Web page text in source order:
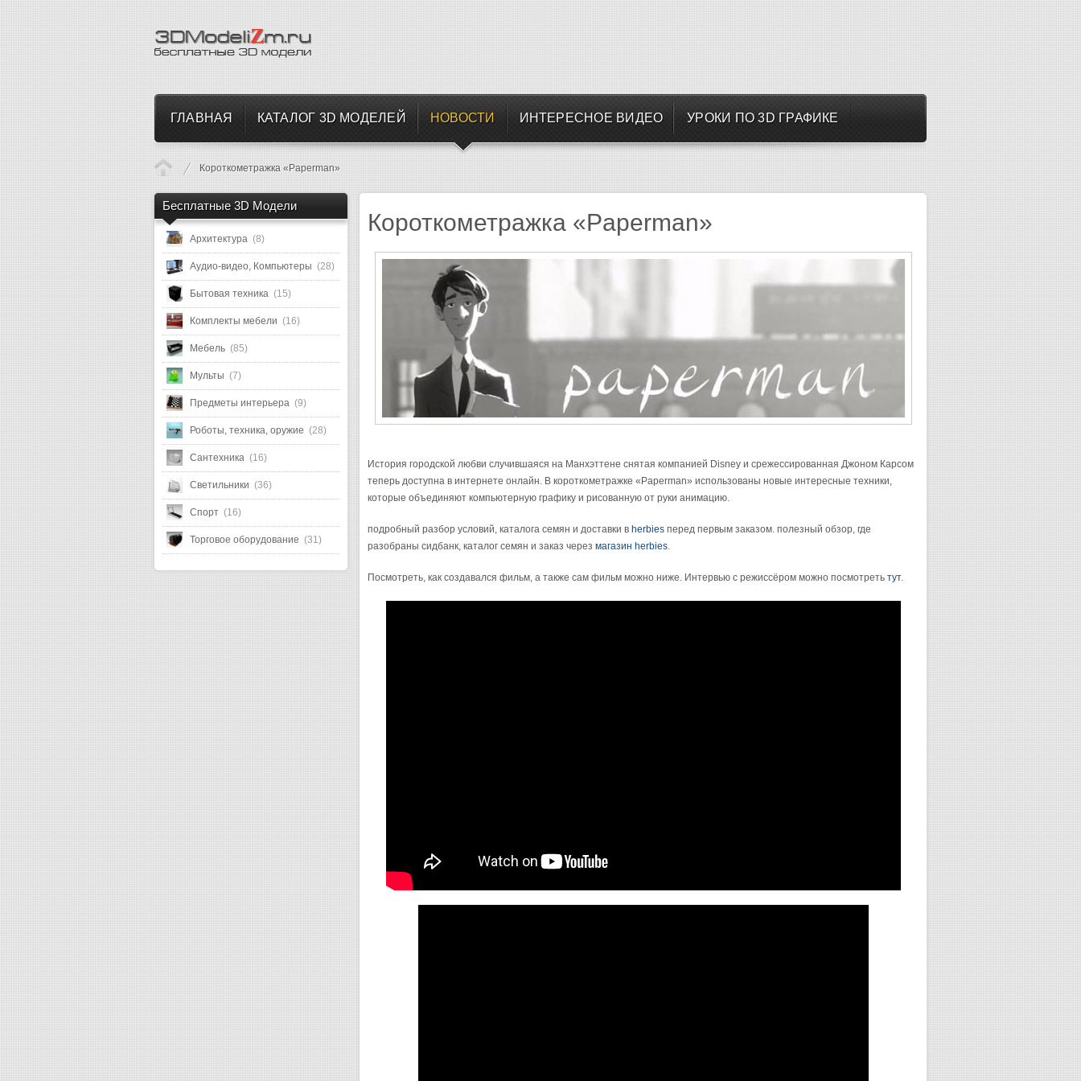
ГЛАВНАЯ КАТАЛОГ 3D МОДЕЛЕЙ НОВОСТИ ИНТЕРЕСНОЕ ВИДЕО УРОКИ ПО 3D ГРАФИКЕ
Короткометражка «Paperman»
Бесплатные 3D Модели
Архитектура (8)
Аудио-видео, Компьютеры (28)
Бытовая техника (15)
Комплекты мебели (16)
Мебель (85)
Мульты (7)
Предметы интерьера (9)
Роботы, техника, оружие (28)
Сантехника (16)
Светильники (36)
Спорт (16)
Торговое оборудование (31)
Короткометражка «Paperman»
История городской любви случившаяся на Манхэттене снятая компанией Disney и срежессированная Джоном Карсом
теперь доступна в интернете онлайн. В короткометражке «Paperman» использованы новые интересные техники,
которые объединяют компьютерную графику и рисованную от руки анимацию.
подробный разбор условий, каталога семян и доставки в herbies перед первым заказом. полезный обзор, где
разобраны сидбанк, каталог семян и заказ через магазин herbies.
Посмотреть, как создавался фильм, а также сам фильм можно ниже. Интервью с режиссёром можно посмотреть тут.